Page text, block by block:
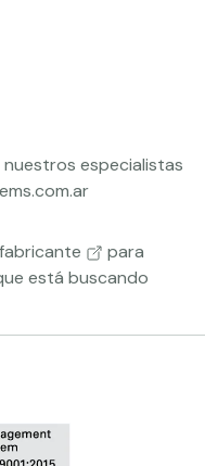
especialistas
para
está buscando